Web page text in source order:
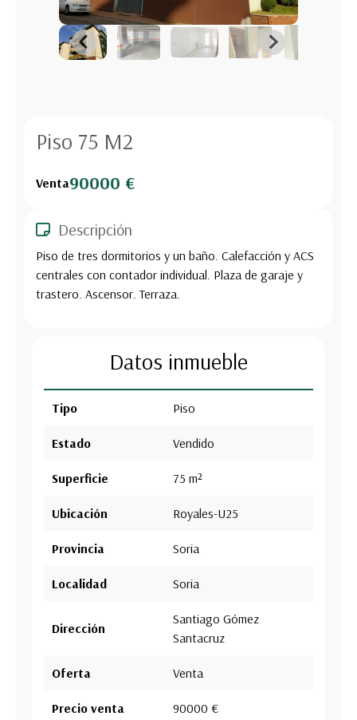
Piso 75 M2
Venta90000 €
Descripción
Piso de tres dormitorios y un baño. Calefacción y ACS
centrales con contador individual. Plaza de garaje y
trastero. Ascensor. Terraza.
Datos inmueble
Tipo Piso
Estado Vendido
Superficie 75 m²
Ubicación Royales-U25
Provincia Soria
Localidad Soria
Dirección
Santiago Gómez
Santacruz
Oferta Venta
Precio venta 90000 €